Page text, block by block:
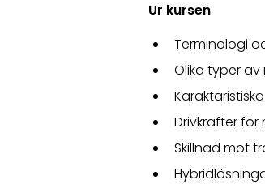
Ur kursen
Terminologi
Olika typer
Drivkrafter för
Skillnad mot